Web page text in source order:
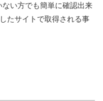
い方でも簡単に確認出来
たサイトで取得される事